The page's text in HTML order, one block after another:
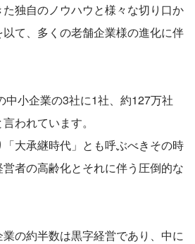
独自のノウハウと様々な切り口か
て、多くの老舗企業様の進化に伴
中小企業の3社に1社、約127万社
われています。
「大承継時代」とも呼ぶべきその時
者の高齢化とそれに伴う圧倒的な
の約半数は黒字経営であり、中に